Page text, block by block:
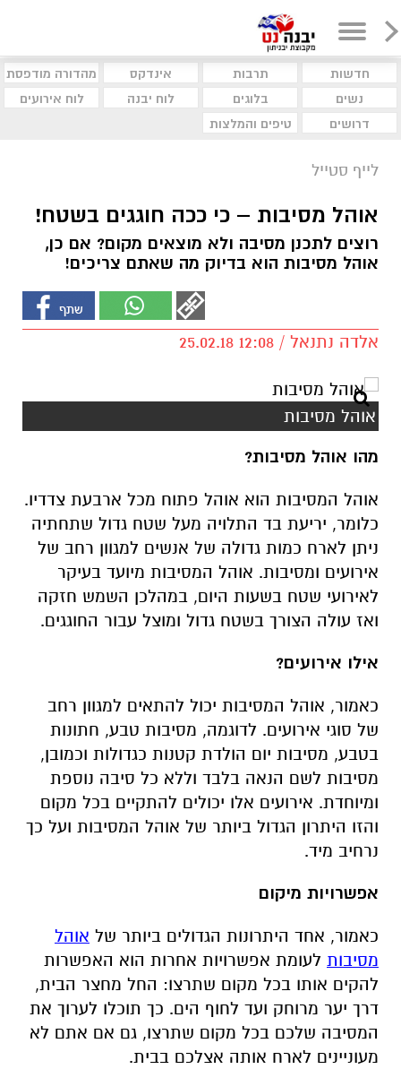
חדשות תרבות אינדקס
מהדורה מודפסת
נשים
בלוגים לוח יבנה
לוח אירועים
דרושים
טיפים והמלצות
לייף סטייל
אוהל מסיבות – כי ככה חוגגים בשטח!
רוצים לתכנן מסיבה ולא מוצאים מקום? אם כן,
אוהל מסיבות הוא בדיוק מה שאתם צריכים!
אלדה נתנאל / 12:08 25.02.18
אוהל מסיבות
מהו אוהל מסיבות?
אוהל המסיבות הוא אוהל פתוח מכל ארבעת צדדיו.
כלומר, יריעת בד התלויה מעל שטח גדול שתחתיה
ניתן לארח כמות גדולה של אנשים למגוון רחב של
אירועים ומסיבות. אוהל המסיבות מיועד בעיקר
לאירועי שטח בשעות היום, במהלכן השמש חזקה
ואז עולה הצורך בשטח גדול ומוצל עבור החוגגים.
אילו אירועים?
כאמור, אוהל המסיבות יכול להתאים למגוון רחב
של סוגי אירועים. לדוגמה, מסיבות טבע, חתונות
בטבע, מסיבות יום הולדת קטנות כגדולות וכמובן,
מסיבות לשם הנאה בלבד וללא כל סיבה נוספת
ומיוחדת. אירועים אלו יכולים להתקיים בכל מקום
והזו היתרון הגדול ביותר של אוהל המסיבות ועל כך
נרחיב מיד.
אפשרויות מיקום
כאמור, אחד היתרונות הגדולים ביותר של אוהל
מסיבות לעומת אפשרויות אחרות הוא האפשרות
להקים אותו בכל מקום שתרצו: החל מחצר הבית,
דרך יער מרוחק ועד לחוף הים. כך תוכלו לערוך את
המסיבה שלכם בכל מקום שתרצו, גם אם אתם לא
מעוניינים לארח אותה אצלכם בבית.